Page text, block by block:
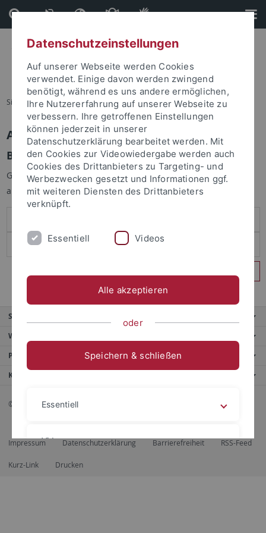
Direkt
zum
Inhalt
Direkt
zur
Fußleiste
Sie sind hier: Startseite
Anmelden
Benutzeranmeldung
Geben Sie Ihren Benutzernamen und Ihr Passwort an um sich
anzumelden:
Service
Weitere Angebote
Portale
Kontaktinfo
© 2026 Eberhard Karls Universität Tübingen, Tübingen
Impressum Datenschutzerklärung Barrierefreiheit RSS-Feed
Kurz-Link Drucken
Datenschutzeinstellungen
Auf unserer Webseite werden Cookies
verwendet. Einige davon werden zwingend
benötigt, während es uns andere ermöglichen,
Ihre Nutzererfahrung auf unserer Webseite zu
verbessern. Ihre getroffenen Einstellungen
können jederzeit in unserer
Datenschutzerklärung bearbeitet werden. Mit
den Cookies zur Videowiedergabe werden auch
Cookies des Drittanbieters zu Targeting- und
Werbezwecken gesetzt und Informationen ggf.
mit weiteren Diensten des Drittanbieters
verknüpft.
Essentiell Videos
Alle akzeptieren
oder
Speichern & schließen
Essentiell
Videos